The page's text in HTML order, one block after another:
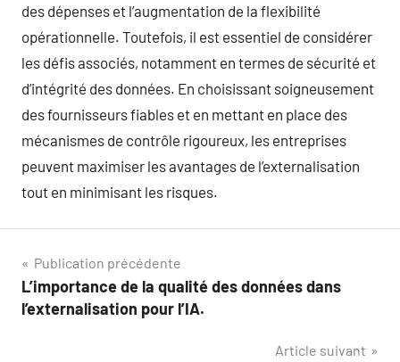
des dépenses et l’augmentation de la flexibilité
opérationnelle. Toutefois, il est essentiel de considérer
les défis associés, notamment en termes de sécurité et
d’intégrité des données. En choisissant soigneusement
des fournisseurs fiables et en mettant en place des
mécanismes de contrôle rigoureux, les entreprises
peuvent maximiser les avantages de l’externalisation
tout en minimisant les risques.
Navigation
de
Publication précédente
L’importance de la qualité des données dans
l’externalisation pour l’IA.
Article suivant